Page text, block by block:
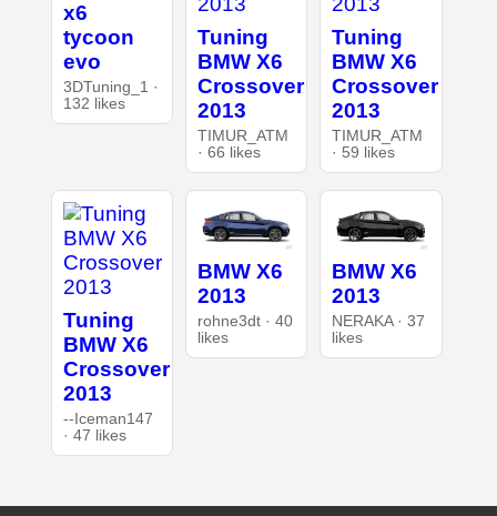
x6
tycoon
evo
3DTuning_1 ·
132 likes
Tuning
BMW X6
Crossover
2013
TIMUR_ATM
· 66 likes
Tuning
BMW X6
Crossover
2013
TIMUR_ATM
· 59 likes
Tuning
BMW X6
Crossover
2013
--Iceman147
· 47 likes
BMW X6
2013
rohne3dt · 40
likes
BMW X6
2013
NERAKA · 37
likes